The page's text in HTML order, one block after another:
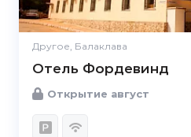
Другое, Балаклава
Отель Фордевинд
Открытие август